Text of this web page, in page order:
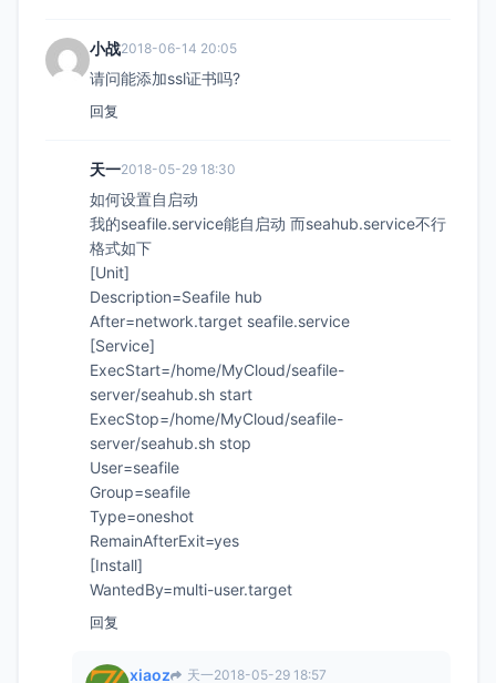
小战2018-06-14 20:05
请问能添加ssl证书吗?
回复
天一2018-05-29 18:30
如何设置自启动
我的seafile.service能自启动 而seahub.service不行
格式如下
[Unit]
Description=Seafile hub
After=network.target seafile.service
[Service]
ExecStart=/home/MyCloud/seafile-
server/seahub.sh start
ExecStop=/home/MyCloud/seafile-
server/seahub.sh stop
User=seafile
Group=seafile
Type=oneshot
RemainAfterExit=yes
[Install]
WantedBy=multi-user.target
回复
xiaoz 天一2018-05-29 18:57